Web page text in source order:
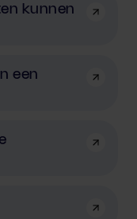
kunnen
een